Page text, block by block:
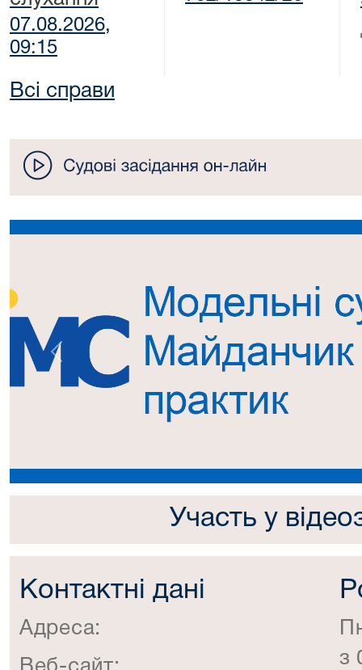
07.08.2026,
09:15
Всі справи
Попередній
Участь у
Контактні дані
Адреса:
з